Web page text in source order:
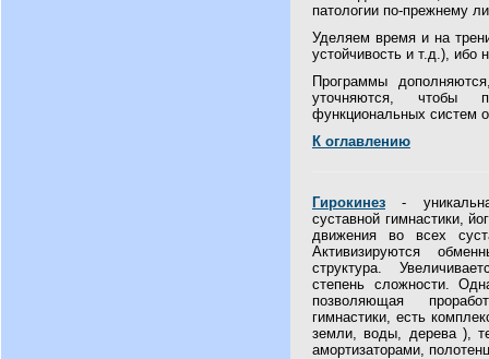
патологии по-прежнему
Уделяем время и на
устойчивость и т.д.), ибо
Программы
уточняются, чтобы
функциональных систем
К оглавлению
Гирокинез -
суставной гимнастики,
движения во всех
Активизируются
структура.
степень сложности.
позволяющая
гимнастики, есть
земли, воды, дерева ),
амортизаторами,